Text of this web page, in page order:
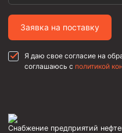
Заявка на поставку
Я даю свое согласие на
соглашаюсь с политикой
Снабжение предприятий